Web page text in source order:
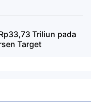
Triliun pada
Target